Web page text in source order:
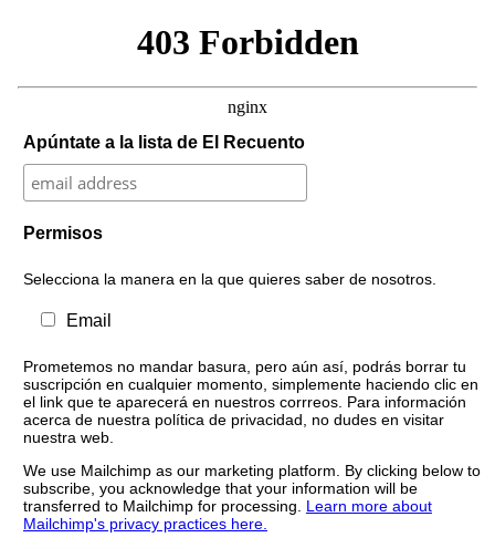
Apúntate a la lista de El Recuento
Permisos
Selecciona la manera en la que quieres saber de nosotros.
Email
Prometemos no mandar basura, pero aún así, podrás borrar tu
suscripción en cualquier momento, simplemente haciendo clic en
el link que te aparecerá en nuestros corrreos. Para información
acerca de nuestra política de privacidad, no dudes en visitar
nuestra web.
We use Mailchimp as our marketing platform. By clicking below to
subscribe, you acknowledge that your information will be
transferred to Mailchimp for processing. Learn more about
Mailchimp's privacy practices here.